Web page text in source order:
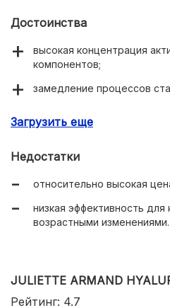
Достоинства
высокая концентрация
компонентов;
замедление процессов
приятная текстура;
легкий аромат;
экономичный расход.
Загрузить еще
Недостатки
относительно высокая
низкая эффективность для
возрастными изменениями.
JULIETTE ARMAND
Рейтинг: 4.7